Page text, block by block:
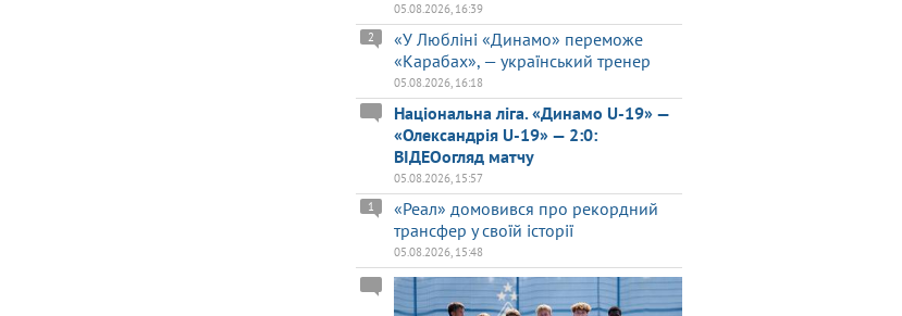
05.08.2026, 16:39
«У Любліні «Динамо» переможе
«Карабах», — український тренер
2
05.08.2026, 16:18
Національна ліга. «Динамо U-19» —
«Олександрія U-19» — 2:0:
ВІДЕОогляд матчу
05.08.2026, 15:57
«Реал» домовився про рекордний
трансфер у своїй історії
1
05.08.2026, 15:48